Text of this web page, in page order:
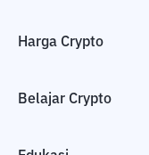
Harga Crypto
Belajar Crypto